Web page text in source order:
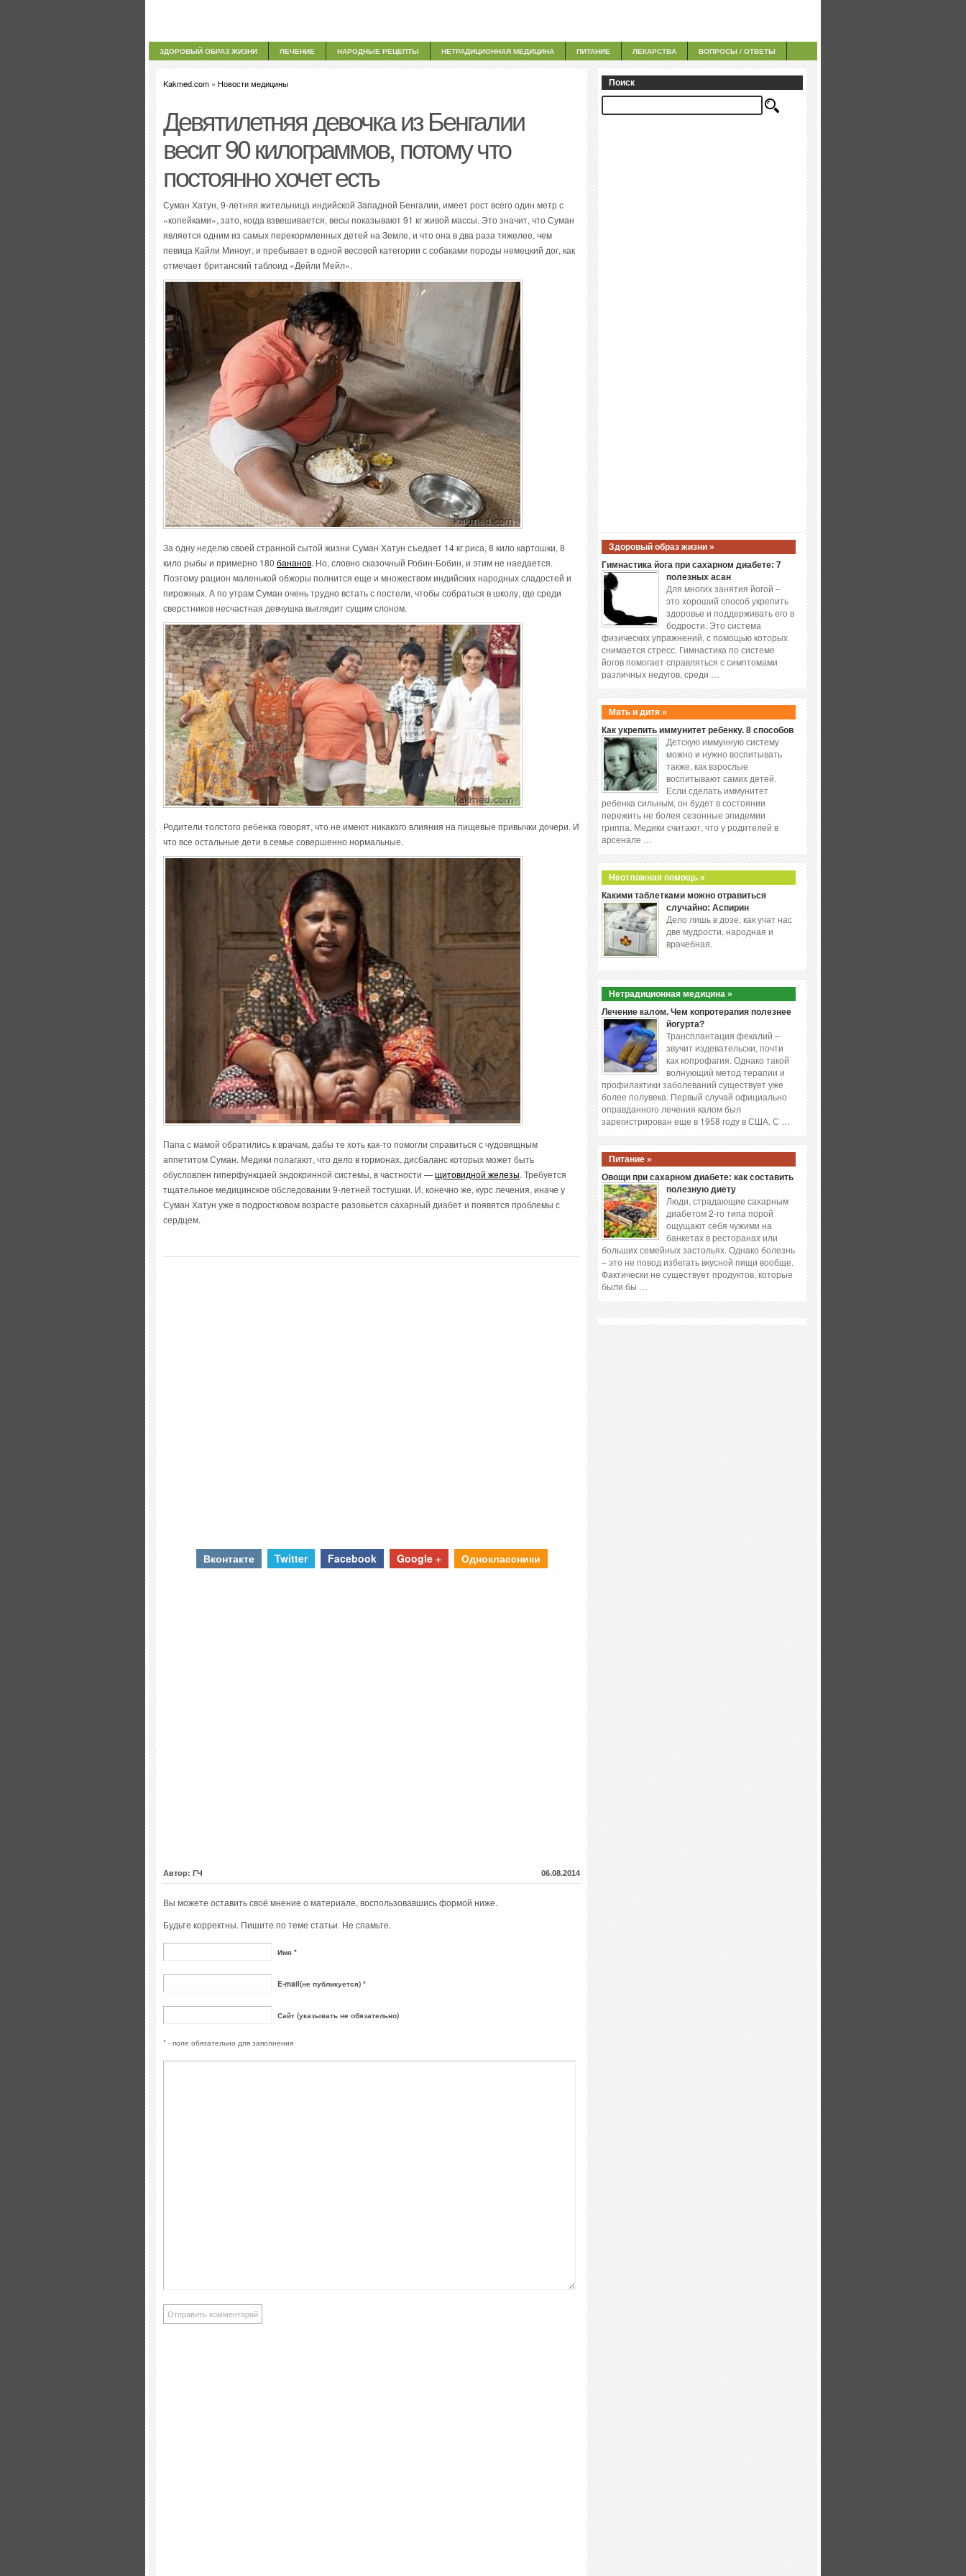
ЗДОРОВЫЙ ОБРАЗ ЖИЗНИ ЛЕЧЕНИЕ НАРОДНЫЕ РЕЦЕПТЫ НЕТРАДИЦИОННАЯ МЕДИЦИНА ПИТАНИЕ ЛЕКАРСТВА ВОПРОСЫ / ОТВЕТЫ
Kakmed.com » Новости медицины
Девятилетняя девочка из Бенгалии
весит 90 килограммов, потому что
постоянно хочет есть
Суман Хатун, 9-летняя жительница индийской Западной Бенгалии, имеет рост всего один метр с
«копейками», зато, когда взвешивается, весы показывают 91 кг живой массы. Это значит, что Суман
является одним из самых перекормленных детей на Земле, и что она в два раза тяжелее, чем
певица Кайли Миноуг, и пребывает в одной весовой категории с собаками породы немецкий дог, как
отмечает британский таблоид «Дейли Мейл».
За одну неделю своей странной сытой жизни Суман Хатун съедает 14 кг риса, 8 кило картошки, 8
кило рыбы и примерно 180 бананов. Но, словно сказочный Робин-Бобин, и этим не наедается.
Поэтому рацион маленькой обжоры полнится еще и множеством индийских народных сладостей и
пирожных. А по утрам Суман очень трудно встать с постели, чтобы собраться в школу, где среди
сверстников несчастная девчушка выглядит сущим слоном.
Родители толстого ребенка говорят, что не имеют никакого влияния на пищевые привычки дочери. И
что все остальные дети в семье совершенно нормальные.
Папа с мамой обратились к врачам, дабы те хоть как-то помогли справиться с чудовищным
аппетитом Суман. Медики полагают, что дело в гормонах, дисбаланс которых может быть
обусловлен гиперфункцией эндокринной системы, в частности —щитовидной железы. Требуется
тщательное медицинское обследовании 9-летней тостушки. И, конечно же, курс лечения, иначе у
Суман Хатун уже в подростковом возрасте разовьется сахарный диабет и появятся проблемы с
сердцем.
Вконтакте Twitter Facebook Google + Одноклассники
Автор: ГЧ 06.08.2014
Вы можете оставить своё мнение о материале, воспользовавшись формой ниже.
Будьте корректны. Пишите по теме статьи. Не спамьте.
Имя *
E-mail(не публикуется) *
Сайт (указывать не обязательно)
* - поле обязательно для заполнения
Поиск
Здоровый образ жизни »
Гимнастика йога при сахарном диабете: 7
полезных асан
Для многих занятия йогой –
это хороший способ укрепить
здоровье и поддерживать его в
бодрости. Это система
физических упражнений, с помощью которых
снимается стресс. Гимнастика по системе
йогов помогает справляться с симптомами
различных недугов, среди …
Мать и дитя »
Как укрепить иммунитет ребенку. 8 способов
Детскую иммунную систему
можно и нужно воспитывать
также, как взрослые
воспитывают самих детей.
Если сделать иммунитет
ребенка сильным, он будет в состоянии
пережить не болея сезонные эпидемии
гриппа. Медики считают, что у родителей в
арсенале …
Неотложная помощь »
Какими таблетками можно отравиться
случайно: Аспирин
Дело лишь в дозе, как учат нас
две мудрости, народная и
врачебная.
Нетрадиционная медицина »
Лечение калом. Чем копротерапия полезнее
йогурта?
Трансплантация фекалий –
звучит издевательски, почти
как копрофагия. Однако такой
волнующий метод терапии и
профилактики заболеваний существует уже
более полувека. Первый случай официально
оправданного лечения калом был
зарегистрирован еще в 1958 году в США. С …
Питание »
Овощи при сахарном диабете: как составить
полезную диету
Люди, страдающие сахарным
диабетом 2-го типа порой
ощущают себя чужими на
банкетах в ресторанах или
больших семейных застольях. Однако болезнь
– это не повод избегать вкусной пищи вообще.
Фактически не существует продуктов, которые
были бы …